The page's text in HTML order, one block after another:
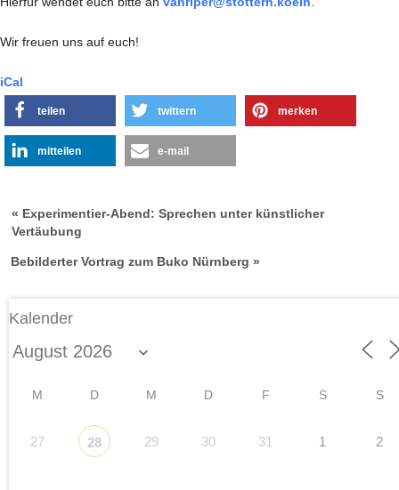
Wir freuen uns auf euch!
iCal
teilen twittern merken
mitteilen e-mail
« Experimentier-Abend: Sprechen unter künstlicher
Vertäubung
Bebilderter Vortrag zum Buko Nürnberg »
Kalender
M D M D F S S
27 28 29 30 31 1 2